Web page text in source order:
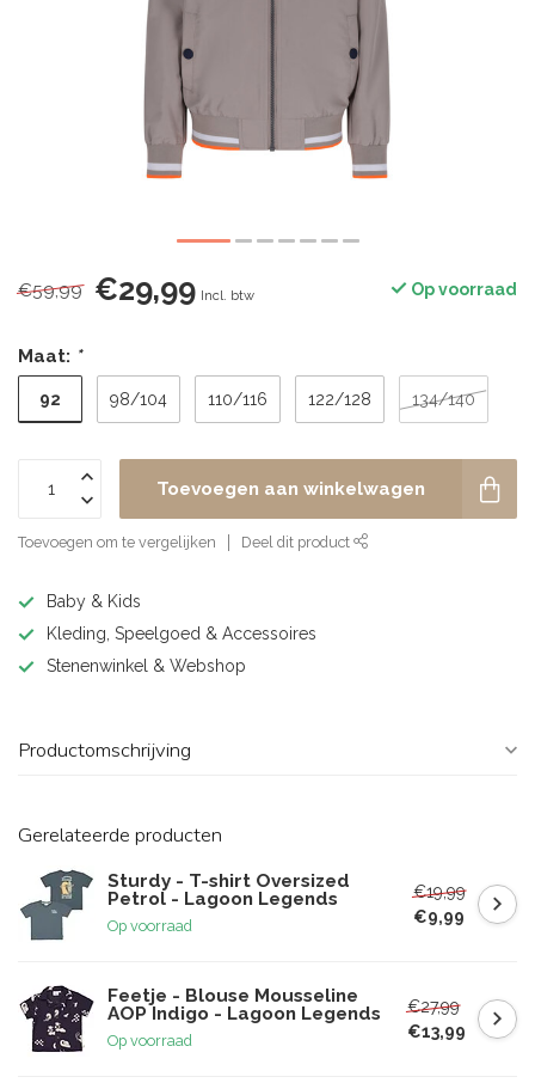
€59,99 €29,99 Incl. btw Op voorraad
Maat: *
92 98/104 110/116 122/128 134/140
Toevoegen aan winkelwagen
Toevoegen om te vergelijken Deel dit product
Baby & Kids
Kleding, Speelgoed & Accessoires
Stenenwinkel & Webshop
Productomschrijving
Gerelateerde producten
Sturdy - T-shirt Oversized
Petrol - Lagoon Legends
Op voorraad
€19,99
€9,99
Feetje - Blouse Mousseline
AOP Indigo - Lagoon Legends
Op voorraad
€27,99
€13,99